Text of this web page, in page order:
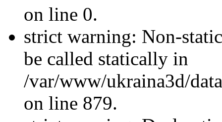
on line 0.
strict warning: Non-
be called statically in
/var/www/ukraina3d/
on line 879.